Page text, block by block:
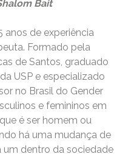
Bait
anos de experiência
Formado pela
de Santos, graduado
USP e especializado
no Brasil do Gender
e femininos em
é ser homem ou
há uma mudança de
dentro da sociedade